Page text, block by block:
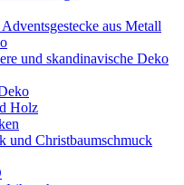
aus Metall
und skandinavische Deko
Holz
und Christbaumschmuck